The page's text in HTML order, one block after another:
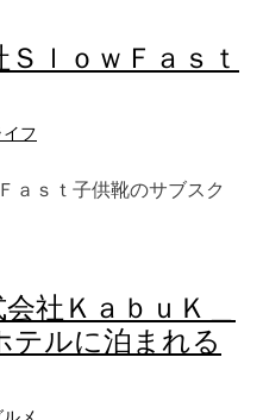
ＳｌｏｗＦａｓｔ
フ
ａｓｔ子供靴のサブスク
社ＫａｂｕＫ＿
テルに泊まれる